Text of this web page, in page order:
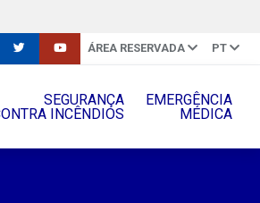
ÁREA RESERVADA PT
SEGURANÇA
INCÊNDIOS
EMERGÊNCIA
MÉDICA